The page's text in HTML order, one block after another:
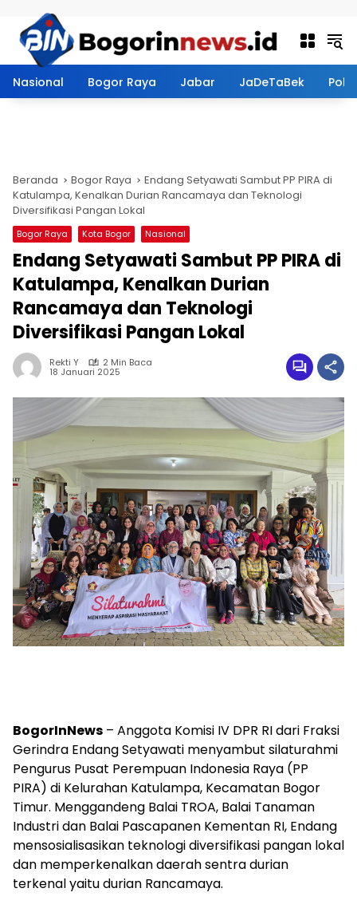
Nasional Bogor Raya Jabar JaDeTaBek
Beranda Bogor Raya
Endang Setyawati Sambut PP PIRA di
Katulampa, Kenalkan Durian Rancamaya dan Teknologi
Diversifikasi Pangan Lokal
Bogor Raya Kota Bogor Nasional
Endang Setyawati Sambut PP PIRA di
Katulampa, Kenalkan Durian
Rancamaya dan Teknologi
Diversifikasi Pangan Lokal
Rekti Y 2 Min Baca
18 Januari 2025
BogorInNews – Anggota Komisi IV DPR RI dari Fraksi
Gerindra Endang Setyawati menyambut silaturahmi
Pengurus Pusat Perempuan Indonesia Raya (PP
PIRA) di Kelurahan Katulampa, Kecamatan Bogor
Timur. Menggandeng Balai TROA, Balai Tanaman
Industri dan Balai Pascapanen Kementan RI, Endang
mensosialisasikan teknologi diversifikasi pangan lokal
dan memperkenalkan daerah sentra durian
terkenal yaitu durian Rancamaya.